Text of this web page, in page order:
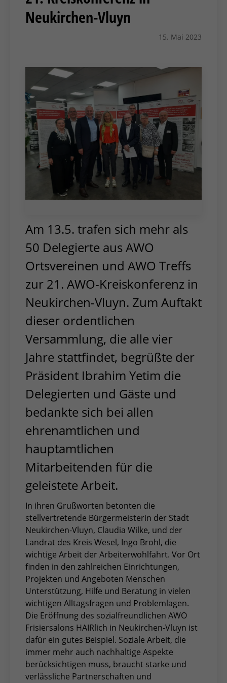
Neukirchen-Vluyn
15. Mai 2023
Am 13.5. trafen sich mehr als
50 Delegierte aus AWO
Ortsvereinen und AWO Treffs
zur 21. AWO-Kreiskonferenz in
Neukirchen-Vluyn. Zum Auftakt
dieser ordentlichen
Versammlung, die alle vier
Jahre stattfindet, begrüßte der
Präsident Ibrahim Yetim die
Delegierten und Gäste und
bedankte sich bei allen
ehrenamtlichen und
hauptamtlichen
Mitarbeitenden für die
geleistete Arbeit.
In ihren Grußworten betonten die
stellvertretende Bürgermeisterin der Stadt
Neukirchen-Vluyn, Claudia Wilke, und der
Landrat des Kreis Wesel, Ingo Brohl, die
wichtige Arbeit der Arbeiterwohlfahrt. Vor Ort
finden in den zahlreichen Einrichtungen,
Projekten und Angeboten Menschen
Unterstützung, Hilfe und Beratung in vielen
wichtigen Alltagsfragen und Problemlagen.
Die Eröffnung des sozialfreundlichen AWO
Frisiersalons HAIRlich in Neukirchen-Vluyn ist
dafür ein gutes Beispiel. Soziale Arbeit, die
immer mehr auch nachhaltige Aspekte
berücksichtigen muss, braucht starke und
verlässliche Partnerschaften und